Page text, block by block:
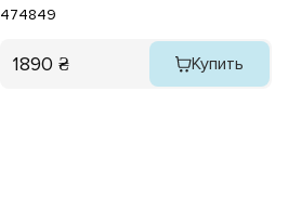
474849
1890 ₴ Купить